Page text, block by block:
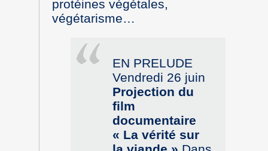
protéines végétales,
végétarisme…
EN PRELUDE
Vendredi 26 juin
Projection du
film
documentaire
« La vérité sur